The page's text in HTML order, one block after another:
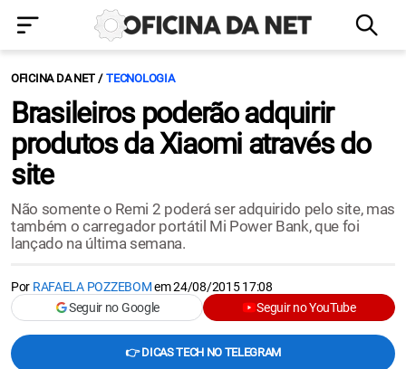
OFICINA DA NET TECNOLOGIA
Brasileiros poderão adquirir
produtos da Xiaomi através do
site
Não somente o Remi 2 poderá ser adquirido pelo site, mas
também o carregador portátil Mi Power Bank, que foi
lançado na última semana.
Por RAFAELA POZZEBOMem24/08/2015 17:08
Seguir no Google
Seguir no YouTube
👉 DICAS TECH NO TELEGRAM